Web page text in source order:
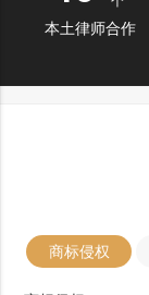
本土律师合作
商标侵权